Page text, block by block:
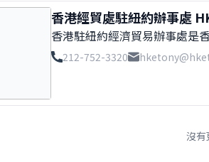
香港經貿處駐紐約辦事處
香港駐紐約經濟貿易辦事處是
促進和加強香港與美國東部31
經濟體，並與紐約和倫敦並
中心。 本辦事處樂於為有意在
他們了解香港的最新動態。本
212-752-3320
沒有